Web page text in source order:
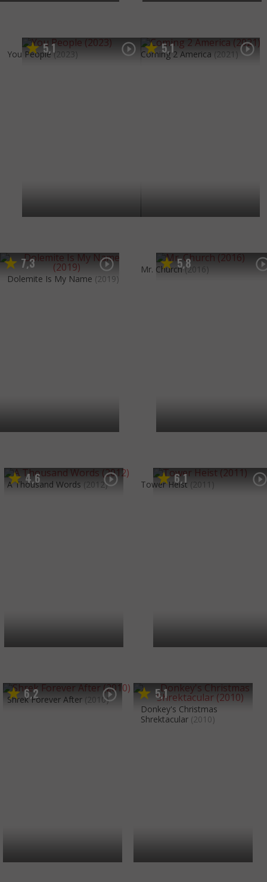
5,1
You People (2023) 5,1
Coming 2 America (2021)
7,3
Dolemite Is My Name (2019)
5,8
Mr. Church (2016)
4,6
A Thousand Words (2012) 6,1
Tower Heist (2011)
6,2
Shrek Forever After (2010) 5,1
Donkey's Christmas
Shrektacular (2010)